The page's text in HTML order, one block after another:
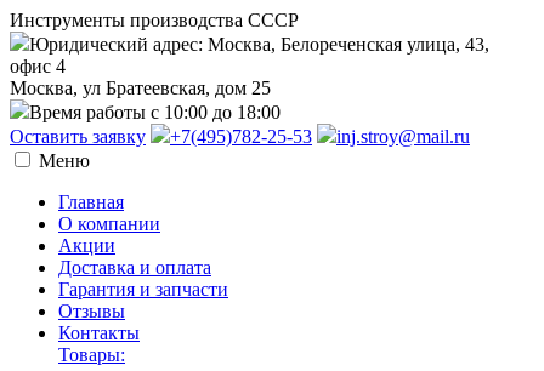
Инструменты производства СССР
Юридический адрес: Москва, Белореченская улица, 43,
офис 4
Москва, ул Братеевская, дом 25
Время работы с 10:00 до 18:00
Оставить заявку
+7(495)782-25-53
inj.stroy@mail.ru
Меню
Главная
О компании
Акции
Доставка и оплата
Гарантия и запчасти
Отзывы
Контакты
Товары: